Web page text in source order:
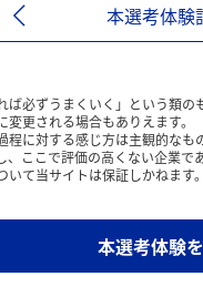
本選考体験
ば必ずうまくいく」という類
更される場合もありえます。
程に対する感じ方は主観的な
ここで評価の高くない企業で
て当サイトは保証しかねます
本選考体験